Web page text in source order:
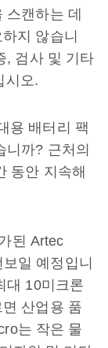
캔하는 데
지 않습니
, 검사 및 기타
시오.
용 배터리 팩
까? 근처의
동안 지속해
된 Artec
일 예정입니
대 10미크론
산업용 품
는 작은 물